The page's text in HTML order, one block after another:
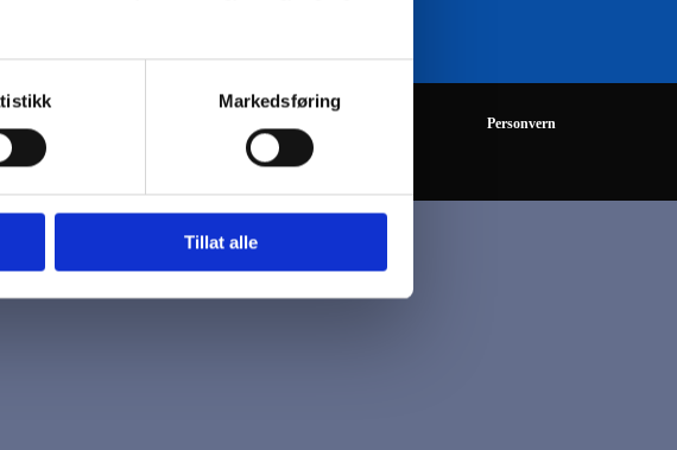
Markedsføring
Tillat alle
Personvern